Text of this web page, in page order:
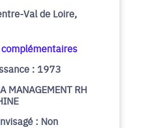
Val de Loire,
: 1973
MANAGEMENT RH
: Non